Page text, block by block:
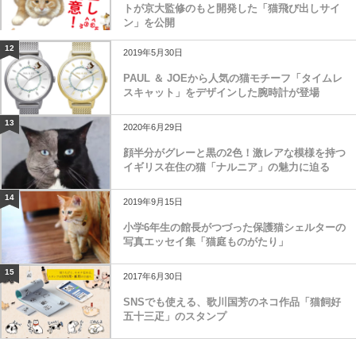
トが京大監修のもと開発した「猫飛び出しサイ
ン」を公開
12 2019年5月30日
PAUL ＆ JOEから人気の猫モチーフ「タイムレ
スキャット」をデザインした腕時計が登場
13 2020年6月29日
顔半分がグレーと黒の2色！激レアな模様を持つ
イギリス在住の猫「ナルニア」の魅力に迫る
14 2019年9月15日
小学6年生の館長がつづった保護猫シェルターの
写真エッセイ集「猫庭ものがたり」
15 2017年6月30日
SNSでも使える、歌川国芳のネコ作品「猫飼好
五十三疋」のスタンプ